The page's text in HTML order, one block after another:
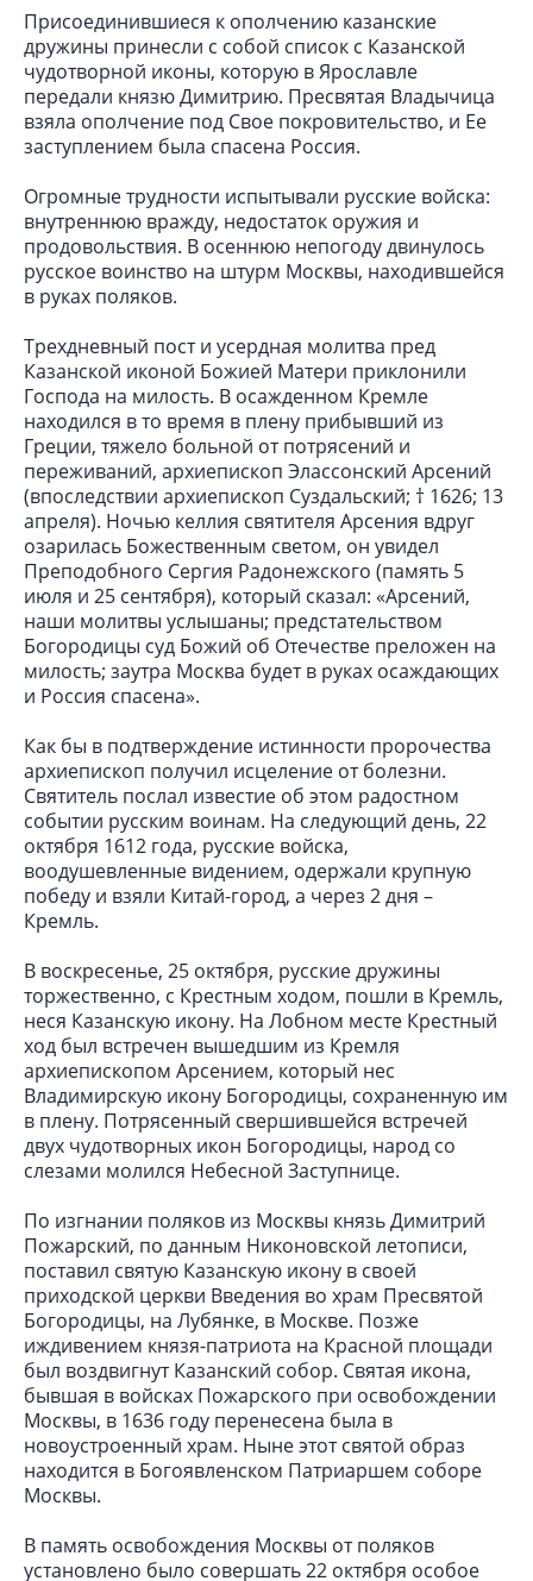
Присоединившиеся к ополчению казанские
дружины принесли с собой список с Казанской
чудотворной иконы, которую в Ярославле
передали князю Димитрию. Пресвятая Владычица
взяла ополчение под Свое покровительство, и Ее
заступлением была спасена Россия.
Огромные трудности испытывали русские войска:
внутреннюю вражду, недостаток оружия и
продовольствия. В осеннюю непогоду двинулось
русское воинство на штурм Москвы, находившейся
в руках поляков.
Трехдневный пост и усердная молитва пред
Казанской иконой Божией Матери приклонили
Господа на милость. В осажденном Кремле
находился в то время в плену прибывший из
Греции, тяжело больной от потрясений и
переживаний, архиепископ Элассонский Арсений
(впоследствии архиепископ Суздальский; † 1626; 13
апреля). Ночью келлия святителя Арсения вдруг
озарилась Божественным светом, он увидел
Преподобного Сергия Радонежского (память 5
июля и 25 сентября), который сказал: «Арсений,
наши молитвы услышаны; предстательством
Богородицы суд Божий об Отечестве преложен на
милость; заутра Москва будет в руках осаждающих
и Россия спасена».
Как бы в подтверждение истинности пророчества
архиепископ получил исцеление от болезни.
Святитель послал известие об этом радостном
событии русским воинам. На следующий день, 22
октября 1612 года, русские войска,
воодушевленные видением, одержали крупную
победу и взяли Китай-город, а через 2 дня –
Кремль.
В воскресенье, 25 октября, русские дружины
торжественно, с Крестным ходом, пошли в Кремль,
неся Казанскую икону. На Лобном месте Крестный
ход был встречен вышедшим из Кремля
архиепископом Арсением, который нес
Владимирскую икону Богородицы, сохраненную им
в плену. Потрясенный свершившейся встречей
двух чудотворных икон Богородицы, народ со
слезами молился Небесной Заступнице.
По изгнании поляков из Москвы князь Димитрий
Пожарский, по данным Никоновской летописи,
поставил святую Казанскую икону в своей
приходской церкви Введения во храм Пресвятой
Богородицы, на Лубянке, в Москве. Позже
иждивением князя-патриота на Красной площади
был воздвигнут Казанский собор. Святая икона,
бывшая в войсках Пожарского при освобождении
Москвы, в 1636 году перенесена была в
новоустроенный храм. Ныне этот святой образ
находится в Богоявленском Патриаршем соборе
Москвы.
В память освобождения Москвы от поляков
установлено было совершать 22 октября особое